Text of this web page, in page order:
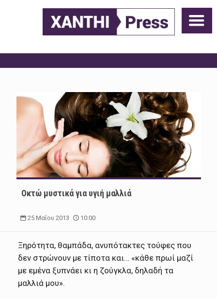
Οκτώ μυστικά για υγιή μαλλιά
25 Μαΐου 2013 10:00
Ξηρότητα, θαμπάδα, ανυπότακτες τούφες που
δεν στρώνουν με τίποτα και… «κάθε πρωί μαζί
με εμένα ξυπνάει κι η ζούγκλα, δηλαδή τα
μαλλιά μου».